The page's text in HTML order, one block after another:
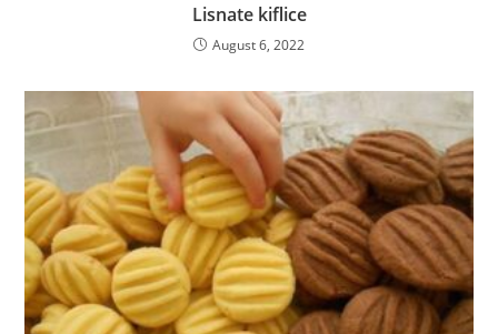
Lisnate kiflice
August 6, 2022